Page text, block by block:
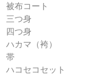
被布コート
三つ身
四つ身
ハカマ（袴）
帯
ハコセコセット